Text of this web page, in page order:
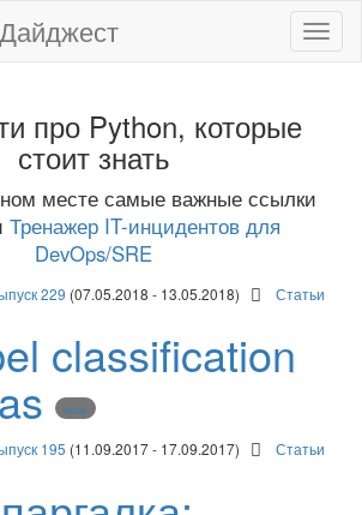
про Python, которые
стоит знать
месте самые важные ссылки
Тренажер IT-инцидентов для
DevOps/SRE
229 (07.05.2018 - 13.05.2018) Статьи
classification
Keras
195 (11.09.2017 - 17.09.2017) Статьи